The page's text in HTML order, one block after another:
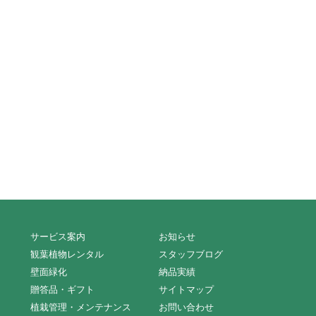
サービス案内
観葉植物レンタル
壁面緑化
贈答品・ギフト
植栽管理・メンテナンス
お知らせ
スタッフブログ
納品実績
サイトマップ
お問い合わせ